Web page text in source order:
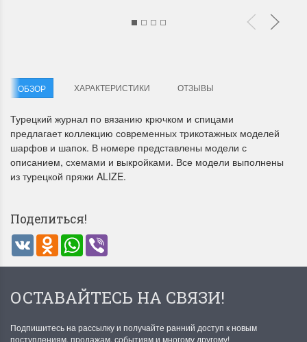
Летние Скидки
!! СКИДКА 20% ‼️ с 1 до 3 июня в
ПОДРОБНЕЕ
Анастасия Туманова
Раритеты Дим.
ОБЗОР ХАРАКТЕРИСТИКИ ОТЗЫВЫ
Турецкий журнал по вязанию крючком и спицами
предлагает коллекцию современных трикотажных моделей
шарфов и шапок. В номере представлены модели с
описанием, схемами и выкройками. Все модели выполнены
из турецкой пряжи ALIZE.
Поделиться!
VK Odnoklassniki
WhatsApp
ОСТАВАЙТЕСЬ НА СВЯЗИ!
Подпишитесь на рассылку и получайте ранний доступ к новым
поступлениям, продажам, событиям и многому другому!